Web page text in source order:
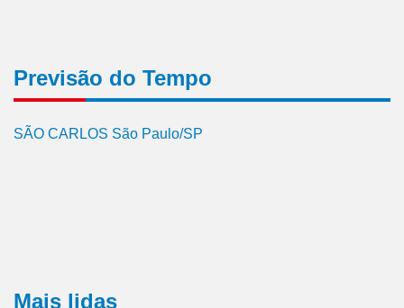
Previsão do Tempo
SÃO CARLOS São Paulo/SP
Mais lidas